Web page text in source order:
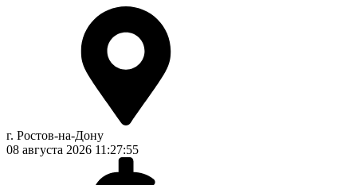
г. Ростов-на-Дону
08 августа 2026 11:27:55